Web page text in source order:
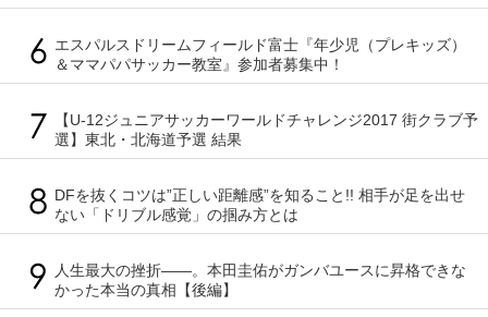
エスパルスドリームフィールド富士『年少児（プレキッズ）
＆ママパパサッカー教室』参加者募集中！
【U-12ジュニアサッカーワールドチャレンジ2017 街クラブ予
選】東北・北海道予選 結果
DFを抜くコツは”正しい距離感”を知ること!! 相手が足を出せ
ない「ドリブル感覚」の掴み方とは
人生最大の挫折――。本田圭佑がガンバユースに昇格できな
かった本当の真相【後編】